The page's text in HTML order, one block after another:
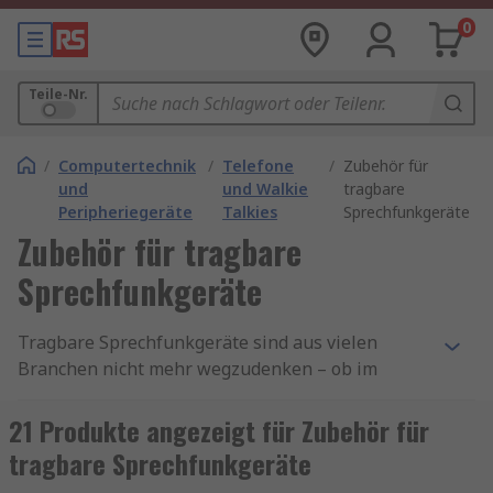
0
Teile-Nr.
/ Computertechnik
und
Peripheriegeräte
/ Telefone
und Walkie
Talkies
/ Zubehör für
tragbare
Sprechfunkgeräte
Zubehör für tragbare
Sprechfunkgeräte
Tragbare Sprechfunkgeräte sind aus vielen
Branchen nicht mehr wegzudenken – ob im
Baugewerbe oder in der Industrie. Doch erst mit
dem richtigen Zubehör entfalten diese Geräte ihr
volles Potenzial.
21 Produkte angezeigt für Zubehör für
tragbare Sprechfunkgeräte